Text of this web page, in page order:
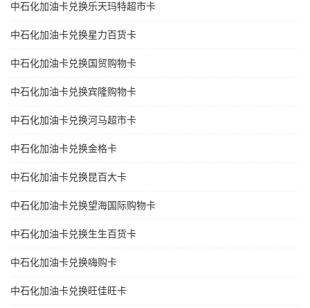
中石化加油卡兑换乐天玛特超市卡
中石化加油卡兑换星力百货卡
中石化加油卡兑换国贸购物卡
中石化加油卡兑换宾隆购物卡
中石化加油卡兑换河马超市卡
中石化加油卡兑换金格卡
中石化加油卡兑换昆百大卡
中石化加油卡兑换望海国际购物卡
中石化加油卡兑换生生百货卡
中石化加油卡兑换嗨购卡
中石化加油卡兑换旺佳旺卡